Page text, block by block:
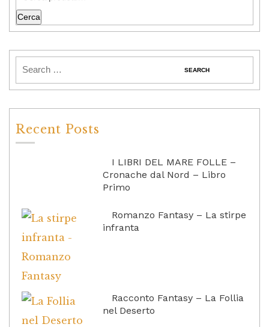
Cerca
Recent Posts
I LIBRI DEL MARE FOLLE –
Cronache dal Nord – Libro
Primo
Romanzo Fantasy – La stirpe
infranta
Racconto Fantasy – La Follia
nel Deserto